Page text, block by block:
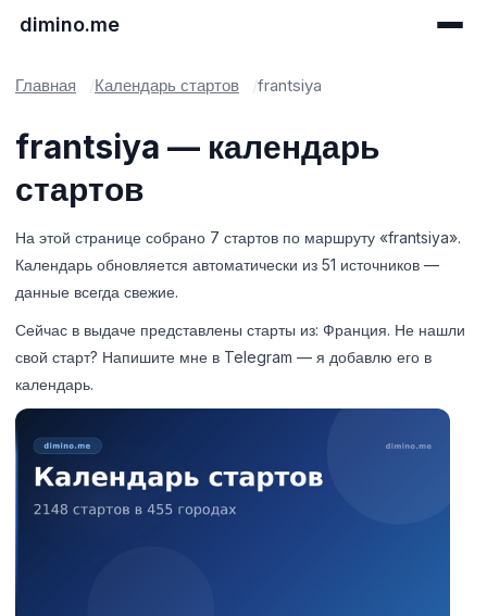
dimino.me
Главная Календарь стартов frantsiya
frantsiya — календарь
стартов
На этой странице собрано 7 стартов по маршруту «frantsiya».
Календарь обновляется автоматически из 51 источников —
данные всегда свежие.
Сейчас в выдаче представлены старты из: Франция. Не нашли
свой старт? Напишите мне в Telegram — я добавлю его в
календарь.